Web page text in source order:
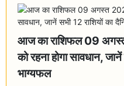
आज का राशिफल 09
को रहना होगा सावधान,
भाग्यफल